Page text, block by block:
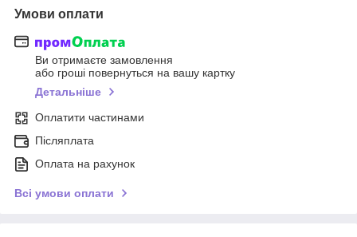
Умови оплати
Ви отримаєте замовлення
або гроші повернуться на вашу картку
Детальніше
Оплатити частинами
Післяплата
Оплата на рахунок
Всі умови оплати